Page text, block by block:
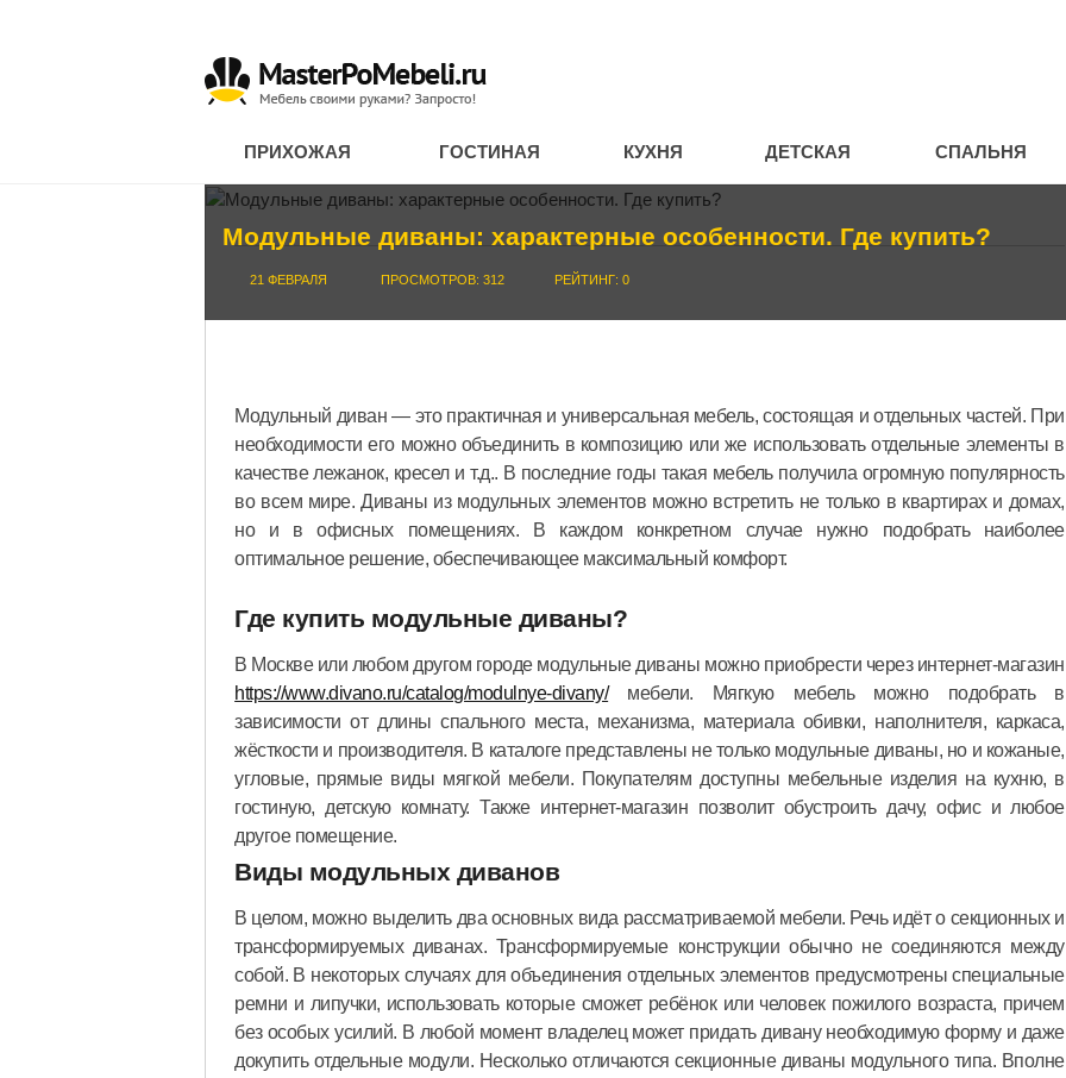
ПРИХОЖАЯ ГОСТИНАЯ КУХНЯ ДЕТСКАЯ СПАЛЬНЯ
Модульные диваны: характерные особенности. Где купить?
21 ФЕВРАЛЯ ПРОСМОТРОВ: 312 РЕЙТИНГ: 0
Модульный диван — это практичная и универсальная мебель, состоящая и отдельных частей. При
необходимости его можно объединить в композицию или же использовать отдельные элементы в
качестве лежанок, кресел и т.д.. В последние годы такая мебель получила огромную популярность
во всем мире. Диваны из модульных элементов можно встретить не только в квартирах и домах,
но и в офисных помещениях. В каждом конкретном случае нужно подобрать наиболее
оптимальное решение, обеспечивающее максимальный комфорт.
Где купить модульные диваны?
В Москве или любом другом городе модульные диваны можно приобрести через интернет-магазин
https://www.divano.ru/catalog/modulnye-divany/мебели. Мягкую мебель можно подобрать в
зависимости от длины спального места, механизма, материала обивки, наполнителя, каркаса,
жёсткости и производителя. В каталоге представлены не только модульные диваны, но и кожаные,
угловые, прямые виды мягкой мебели. Покупателям доступны мебельные изделия на кухню, в
гостиную, детскую комнату. Также интернет-магазин позволит обустроить дачу, офис и любое
другое помещение.
Виды модульных диванов
В целом, можно выделить два основных вида рассматриваемой мебели. Речь идёт о секционных и
трансформируемых диванах. Трансформируемые конструкции обычно не соединяются между
собой. В некоторых случаях для объединения отдельных элементов предусмотрены специальные
ремни и липучки, использовать которые сможет ребёнок или человек пожилого возраста, причем
без особых усилий. В любой момент владелец может придать дивану необходимую форму и даже
докупить отдельные модули. Несколько отличаются секционные диваны модульного типа. Вполне